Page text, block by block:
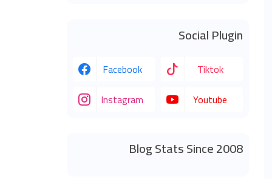
Social Plugin
Facebook
Tiktok
Instagram
Youtube
Blog Stats Since 2008